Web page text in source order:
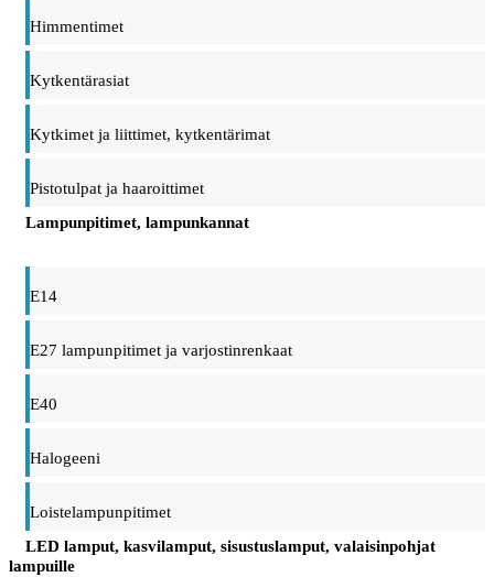
Himmentimet
Kytkentärasiat
Kytkimet ja liittimet, kytkentärimat
Pistotulpat ja haaroittimet
Lampunpitimet, lampunkannat
E14
E27 lampunpitimet ja varjostinrenkaat
E40
Halogeeni
Loistelampunpitimet
LED lamput, kasvilamput, sisustuslamput, valaisinpohjat
lampuille